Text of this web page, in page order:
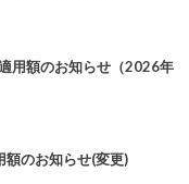
用額のお知らせ（2026年
のお知らせ(変更)